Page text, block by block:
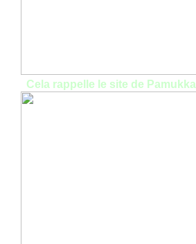
Cela rappelle le site de